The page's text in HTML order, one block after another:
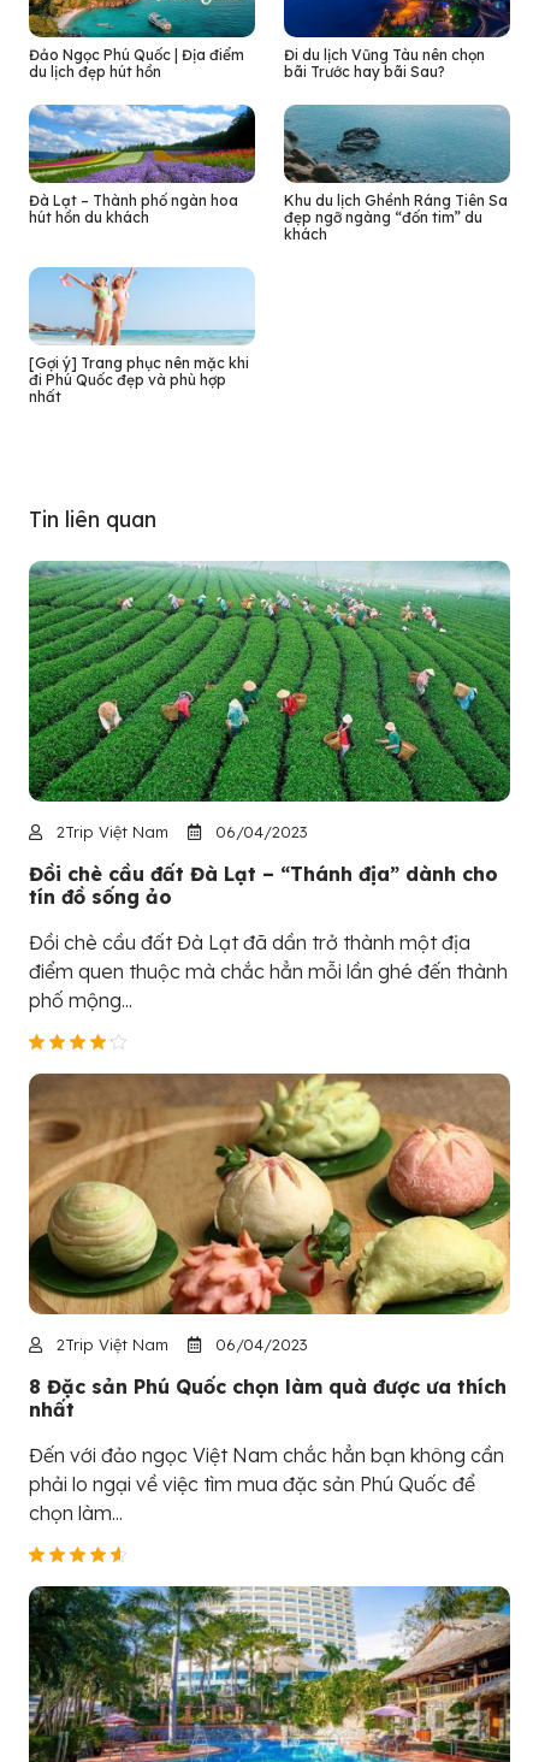
Đảo Ngọc Phú Quốc | Địa điểm
du lịch đẹp hút hồn
Đi du lịch Vũng Tàu nên chọn
bãi Trước hay bãi Sau?
Đà Lạt – Thành phố ngàn hoa
hút hồn du khách
Khu du lịch Ghềnh Ráng Tiên Sa
đẹp ngỡ ngàng “đốn tim” du
khách
[Gợi ý] Trang phục nên mặc khi
đi Phú Quốc đẹp và phù hợp
nhất
Tin liên quan
2Trip Việt Nam 06/04/2023
Đồi chè cầu đất Đà Lạt – “Thánh địa” dành cho
tín đồ sống ảo
Đồi chè cầu đất Đà Lạt đã dần trở thành một địa
điểm quen thuộc mà chắc hẳn mỗi lần ghé đến thành
phố mộng...
2Trip Việt Nam 06/04/2023
8 Đặc sản Phú Quốc chọn làm quà được ưa thích
nhất
Đến với đảo ngọc Việt Nam chắc hẳn bạn không cần
phải lo ngại về việc tìm mua đặc sản Phú Quốc để
chọn làm...